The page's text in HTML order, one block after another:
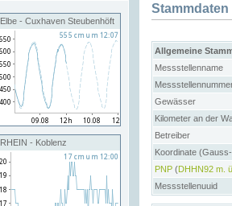
Elbe - Cuxhaven Steubenhöft
RHEIN - Koblenz
Stammdaten
Allgemeine
Messstellenname
Gewässer
Kilometer an der
Betreiber
Koordinate
PNP (DHHN92 m.
Messstellenuuid